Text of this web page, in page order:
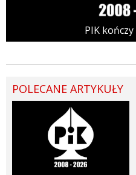
PIK kończy
POLECANE ARTYKUŁY